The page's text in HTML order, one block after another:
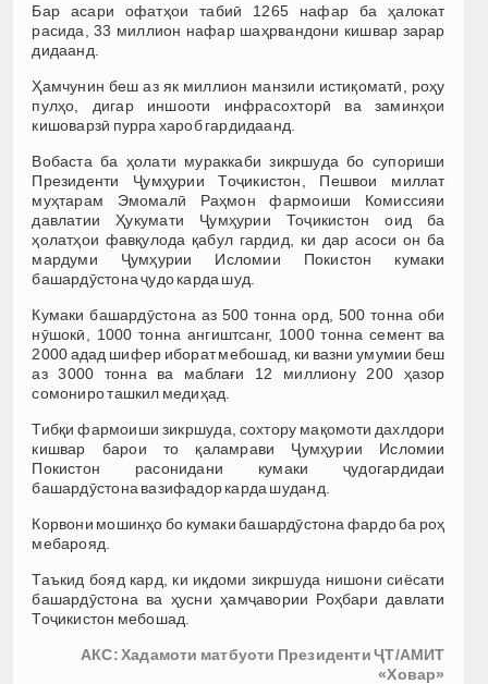
Бар асари офатҳои табиӣ 1265 нафар ба ҳалокат
расида, 33 миллион нафар шаҳрвандони кишвар зарар
дидаанд.
Ҳамчунин беш аз як миллион манзили истиқоматӣ, роҳу
пулҳо, дигар иншооти инфрасохторӣ ва заминҳои
кишоварзӣ пурра хароб гардидаанд.
Вобаста ба ҳолати мураккаби зикршуда бо супориши
Президенти Ҷумҳурии Тоҷикистон, Пешвои миллат
муҳтарам Эмомалӣ Раҳмон фармоиши Комиссияи
давлатии Ҳукумати Ҷумҳурии Тоҷикистон оид ба
ҳолатҳои фавқулода қабул гардид, ки дар асоси он ба
мардуми Ҷумҳурии Исломии Покистон кумаки
башардӯстона ҷудо карда шуд.
Кумаки башардӯстона аз 500 тонна орд, 500 тонна оби
нӯшокӣ, 1000 тонна ангиштсанг, 1000 тонна семент ва
2000 адад шифер иборат мебошад, ки вазни умумии беш
аз 3000 тонна ва маблағи 12 миллиону 200 ҳазор
сомониро ташкил медиҳад.
Тибқи фармоиши зикршуда, сохтору мақомоти дахлдори
кишвар барои то қаламрави Ҷумҳурии Исломии
Покистон расонидани кумаки ҷудогардидаи
башардӯстона вазифадор карда шуданд.
Корвони мошинҳо бо кумаки башардӯстона фардо ба роҳ
мебарояд.
Таъкид бояд кард, ки иқдоми зикршуда нишони сиёсати
башардӯстона ва ҳусни ҳамҷавории Роҳбари давлати
Тоҷикистон мебошад.
АКС: Хадамоти матбуоти Президенти ҶТ/АМИТ
«Ховар»